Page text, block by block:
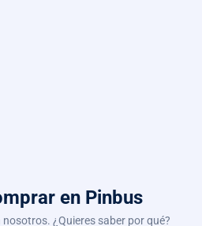
en Pinbus
¿Quieres saber por qué?